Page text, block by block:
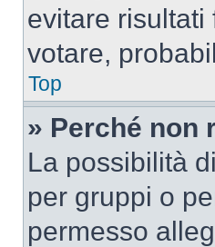
evitare risultati
votare,
Top
» Perché non
La possibilità
per gruppi o
permesso